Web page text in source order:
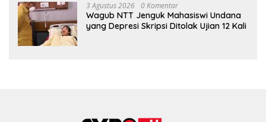
3 Agustus 2026 0 Komentar
Wagub NTT Jenguk Mahasiswi Undana
yang Depresi Skripsi Ditolak Ujian 12 Kali